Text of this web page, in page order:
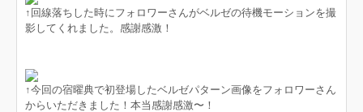
↑回線落ちした時にフォロワーさんがベルゼの待機モーションを撮
影してくれました。感謝感激！
↑今回の宿曜典で初登場したベルゼパターン画像をフォロワーさん
からいただきました！本当感謝感激〜！